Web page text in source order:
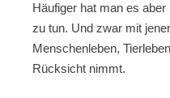
Häufiger hat man es
zu tun. Und zwar mit
Menschenleben,
Rücksicht nimmt.